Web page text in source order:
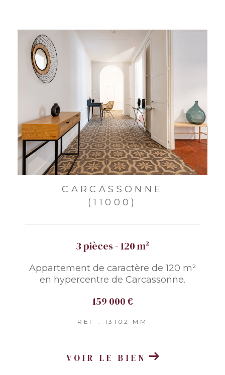
CARCASSONNE
(11000)
3 pièces - 120 m²
Appartement de caractère de 120 m²
en hypercentre de Carcassonne.
159 000 €
REF : 13102 MM
VOIR LE BIEN